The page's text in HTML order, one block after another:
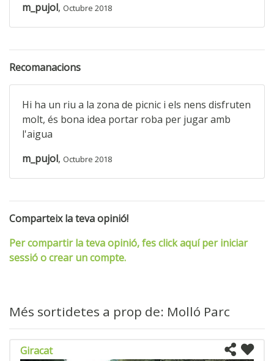
m_pujol, Octubre 2018
Recomanacions
Hi ha un riu a la zona de picnic i els nens disfruten
molt, és bona idea portar roba per jugar amb
l'aigua
m_pujol, Octubre 2018
Comparteix la teva opinió!
Per compartir la teva opinió, fes click aquí per iniciar
sessió o crear un compte.
Més sortidetes a prop de: Molló Parc
Giracat